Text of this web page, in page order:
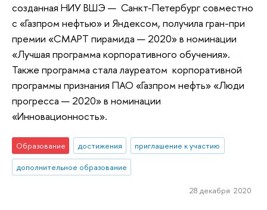
созданная НИУ ВШЭ — Санкт-Петербург совместно
с «Газпром нефтью» и Яндексом, получила гран-при
премии «СМАРТ пирамида — 2020» в номинации
«Лучшая программа корпоративного обучения».
Также программа стала лауреатом корпоративной
программы признания ПАО «Газпром нефть» «Люди
прогресса — 2020» в номинации
«Инновационность».
Образование достижения
приглашение к участию
дополнительное образование
28 декабря 2020